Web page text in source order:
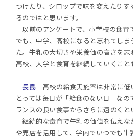
つけたり、シロップで味を変えたりす
るのではと思います。
以前のアンケートで、小学校の食育
でも、中学、高校になると忘れてし
た。牛乳の大切さや栄養価の高さを忘
高校、大学と食育を継続していくこと
長島 高校の給食実施率は非常に低
とっては毎日が「給食のない日」なの
ランスの良い食事からさらに遠のくと
継続的な食育で牛乳の価値を伝えな
や売店を活用して、学内でいつでも